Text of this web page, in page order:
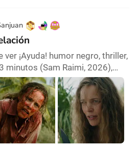
ver ¡Ayuda! humor negro, thriller,
minutos (Sam Raimi, 2026),
de Posesión Infernal, El
Spider Man y Productor de
sepan a que clase de director
en los cines dice: “Una
jefe sobreviven a un
atrapados en u